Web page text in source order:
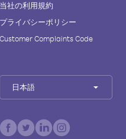
当社の利用規約
プライバシーポリシー
Customer Complaints Code
日本語